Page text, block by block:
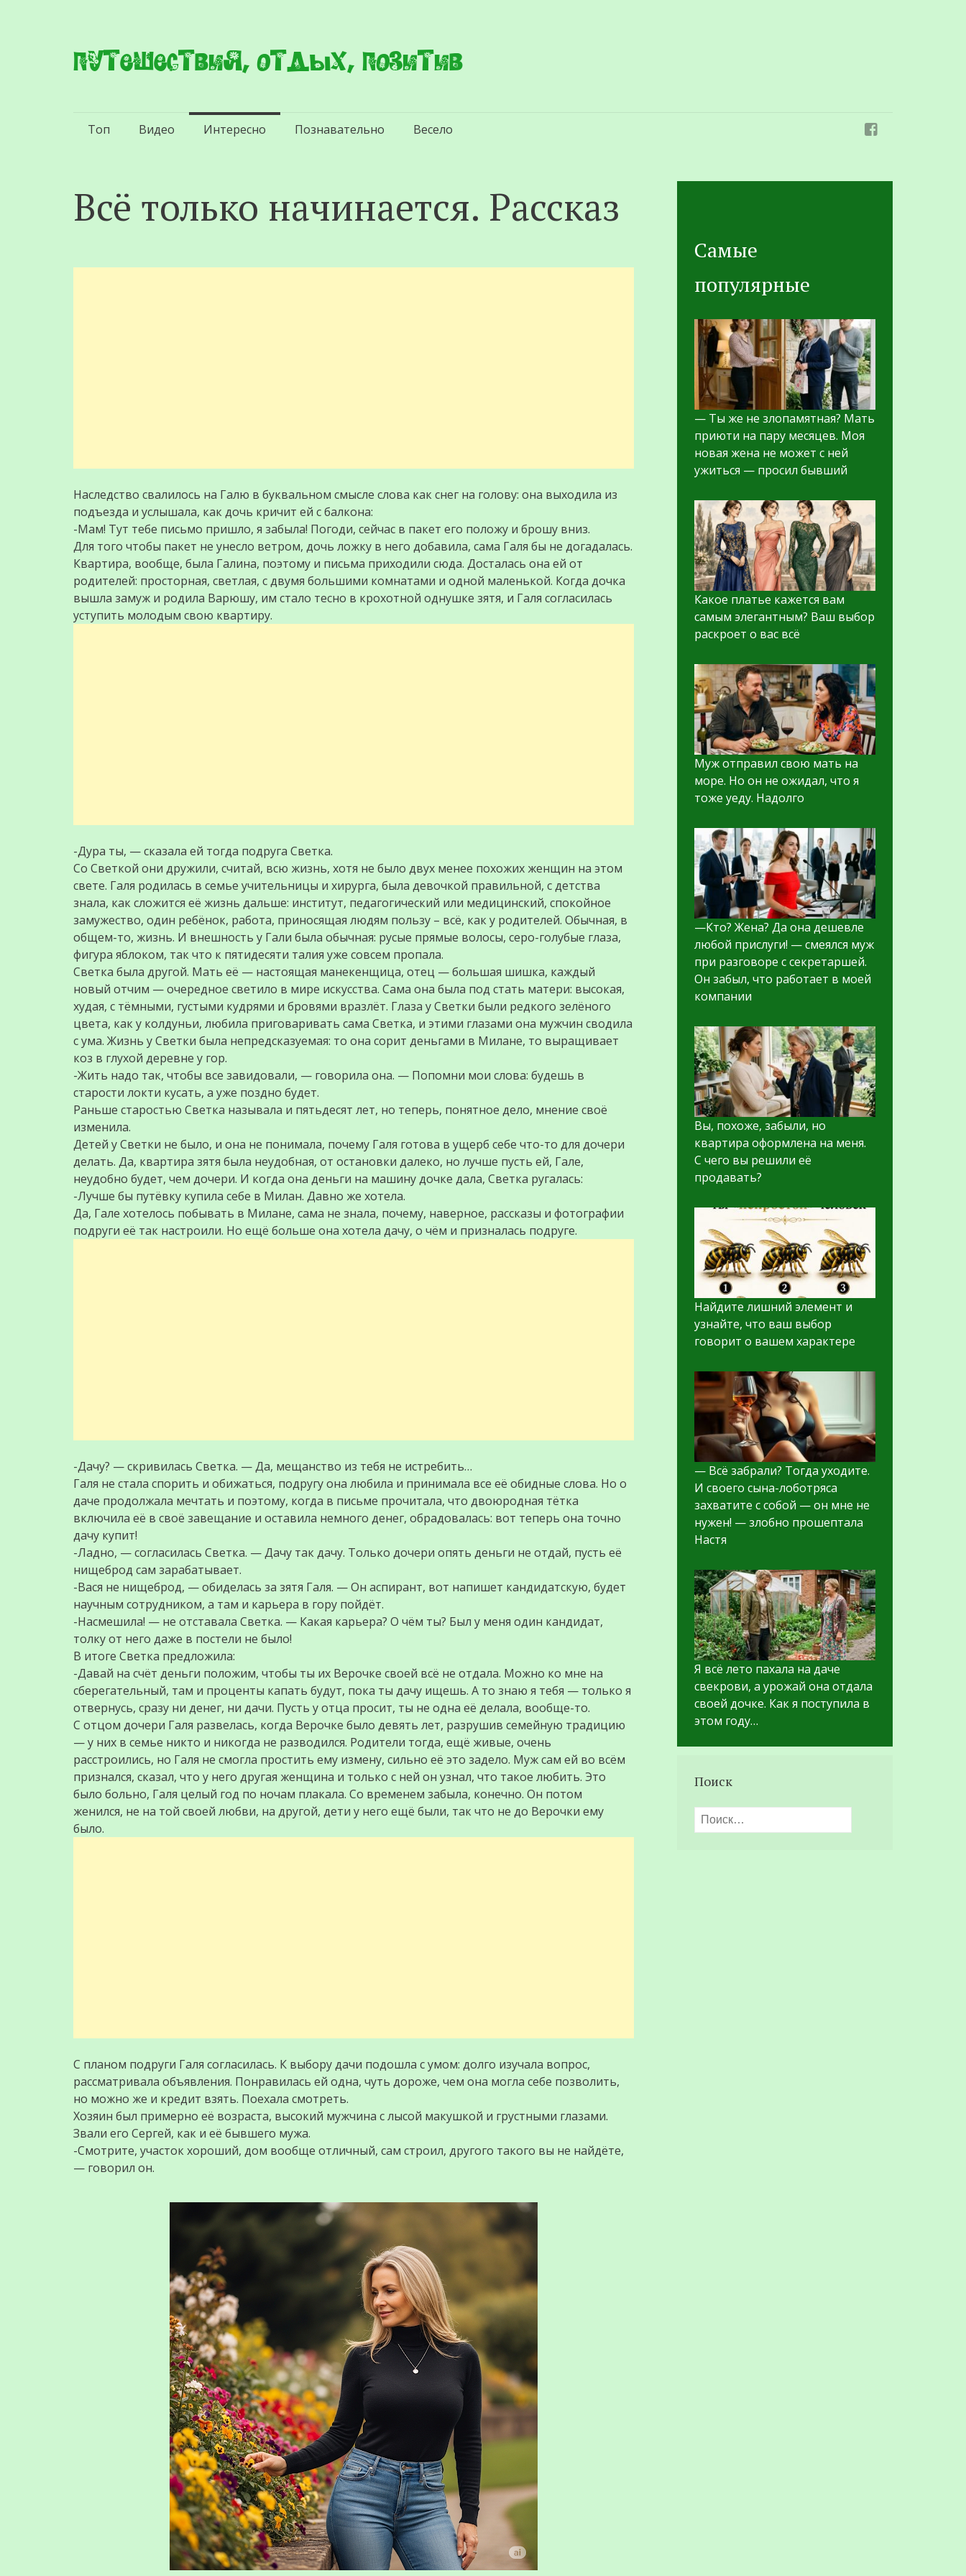
Путешествия, отдых, позитив
Перейти
Топ Видео Интересно Познавательно Весело
Всё только начинается. Рассказ
Наследство свалилось на Галю в буквальном смысле слова как снег на голову: она выходила из
подъезда и услышала, как дочь кричит ей с балкона:
-Мам! Тут тебе письмо пришло, я забыла! Погоди, сейчас в пакет его положу и брошу вниз.
Для того чтобы пакет не унесло ветром, дочь ложку в него добавила, сама Галя бы не догадалась.
Квартира, вообще, была Галина, поэтому и письма приходили сюда. Досталась она ей от
родителей: просторная, светлая, с двумя большими комнатами и одной маленькой. Когда дочка
вышла замуж и родила Варюшу, им стало тесно в крохотной однушке зятя, и Галя согласилась
уступить молодым свою квартиру.
-Дура ты, — сказала ей тогда подруга Светка.
Со Светкой они дружили, считай, всю жизнь, хотя не было двух менее похожих женщин на этом
свете. Галя родилась в семье учительницы и хирурга, была девочкой правильной, с детства
знала, как сложится её жизнь дальше: институт, педагогический или медицинский, спокойное
замужество, один ребёнок, работа, приносящая людям пользу – всё, как у родителей. Обычная, в
общем-то, жизнь. И внешность у Гали была обычная: русые прямые волосы, серо-голубые глаза,
фигура яблоком, так что к пятидесяти талия уже совсем пропала.
Светка была другой. Мать её — настоящая манекенщица, отец — большая шишка, каждый
новый отчим — очередное светило в мире искусства. Сама она была под стать матери: высокая,
худая, с тёмными, густыми кудрями и бровями вразлёт. Глаза у Светки были редкого зелёного
цвета, как у колдуньи, любила приговаривать сама Светка, и этими глазами она мужчин сводила
с ума. Жизнь у Светки была непредсказуемая: то она сорит деньгами в Милане, то выращивает
коз в глухой деревне у гор.
-Жить надо так, чтобы все завидовали, — говорила она. — Попомни мои слова: будешь в
старости локти кусать, а уже поздно будет.
Раньше старостью Светка называла и пятьдесят лет, но теперь, понятное дело, мнение своё
изменила.
Детей у Светки не было, и она не понимала, почему Галя готова в ущерб себе что-то для дочери
делать. Да, квартира зятя была неудобная, от остановки далеко, но лучше пусть ей, Гале,
неудобно будет, чем дочери. И когда она деньги на машину дочке дала, Светка ругалась:
-Лучше бы путёвку купила себе в Милан. Давно же хотела.
Да, Гале хотелось побывать в Милане, сама не знала, почему, наверное, рассказы и фотографии
подруги её так настроили. Но ещё больше она хотела дачу, о чём и призналась подруге.
-Дачу? — скривилась Светка. — Да, мещанство из тебя не истребить…
Галя не стала спорить и обижаться, подругу она любила и принимала все её обидные слова. Но о
даче продолжала мечтать и поэтому, когда в письме прочитала, что двоюродная тётка
включила её в своё завещание и оставила немного денег, обрадовалась: вот теперь она точно
дачу купит!
-Ладно, — согласилась Светка. — Дачу так дачу. Только дочери опять деньги не отдай, пусть её
нищеброд сам зарабатывает.
-Вася не нищеброд, — обиделась за зятя Галя. — Он аспирант, вот напишет кандидатскую, будет
научным сотрудником, а там и карьера в гору пойдёт.
-Насмешила! — не отставала Светка. — Какая карьера? О чём ты? Был у меня один кандидат,
толку от него даже в постели не было!
В итоге Светка предложила:
-Давай на счёт деньги положим, чтобы ты их Верочке своей всё не отдала. Можно ко мне на
сберегательный, там и проценты капать будут, пока ты дачу ищешь. А то знаю я тебя — только я
отвернусь, сразу ни денег, ни дачи. Пусть у отца просит, ты не одна её делала, вообще-то.
С отцом дочери Галя развелась, когда Верочке было девять лет, разрушив семейную традицию
— у них в семье никто и никогда не разводился. Родители тогда, ещё живые, очень
расстроились, но Галя не смогла простить ему измену, сильно её это задело. Муж сам ей во всём
признался, сказал, что у него другая женщина и только с ней он узнал, что такое любить. Это
было больно, Галя целый год по ночам плакала. Со временем забыла, конечно. Он потом
женился, не на той своей любви, на другой, дети у него ещё были, так что не до Верочки ему
было.
С планом подруги Галя согласилась. К выбору дачи подошла с умом: долго изучала вопрос,
рассматривала объявления. Понравилась ей одна, чуть дороже, чем она могла себе позволить,
но можно же и кредит взять. Поехала смотреть.
Хозяин был примерно её возраста, высокий мужчина с лысой макушкой и грустными глазами.
Звали его Сергей, как и её бывшего мужа.
-Смотрите, участок хороший, дом вообще отличный, сам строил, другого такого вы не найдёте,
— говорил он.
Самые
популярные
— Ты же не злопамятная? Мать
приюти на пару месяцев. Моя
новая жена не может с ней
ужиться — просил бывший
Какое платье кажется вам
самым элегантным? Ваш выбор
раскроет о вас всё
Муж отправил свою мать на
море. Но он не ожидал, что я
тоже уеду. Надолго
—Кто? Жена? Да она дешевле
любой прислуги! — смеялся муж
при разговоре с секретаршей.
Он забыл, что работает в моей
компании
Вы, похоже, забыли, но
квартира оформлена на меня.
С чего вы решили её
продавать?
Найдите лишний элемент и
узнайте, что ваш выбор
говорит о вашем характере
— Всё забрали? Тогда уходите.
И своего сына-лоботряса
захватите с собой — он мне не
нужен! — злобно прошептала
Настя
Я всё лето пахала на даче
свекрови, а урожай она отдала
своей дочке. Как я поступила в
этом году…
Поиск
Найти: